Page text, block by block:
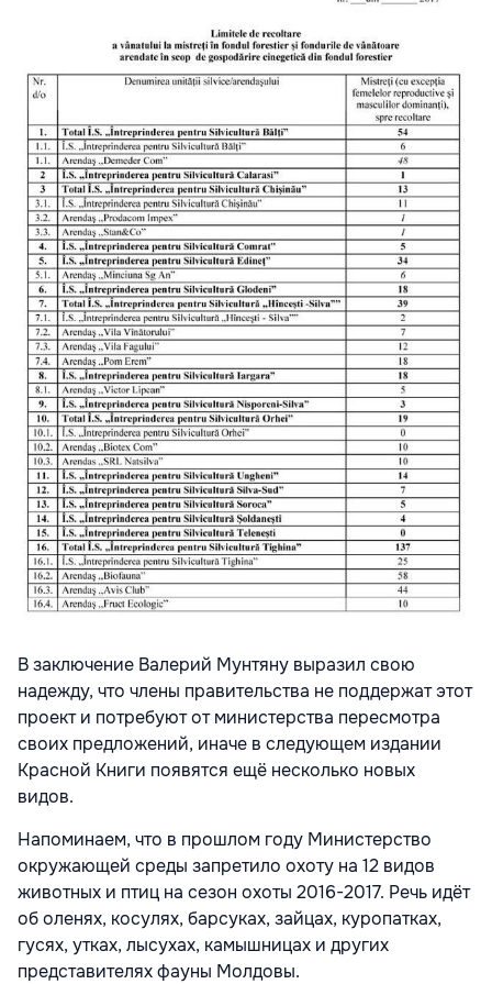
В заключение Валерий Мунтяну выразил свою
надежду, что члены правительства не поддержат этот
проект и потребуют от министерства пересмотра
своих предложений, иначе в следующем издании
Красной Книги появятся ещё несколько новых
видов.
Напоминаем, что в прошлом году Министерство
окружающей среды запретило охоту на 12 видов
животных и птиц на сезон охоты 2016-2017. Речь идёт
об оленях, косулях, барсуках, зайцах, куропатках,
гусях, утках, лысухах, камышницах и других
представителях фауны Молдовы.